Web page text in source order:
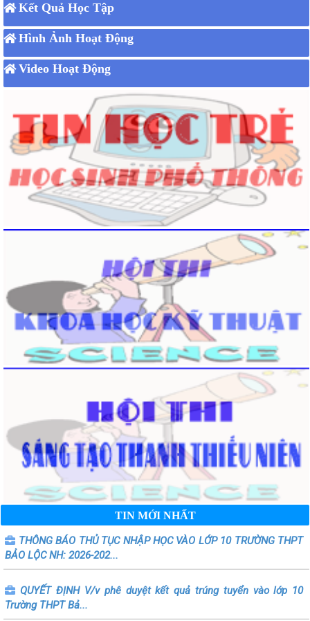
Kết Quả Học Tập
Hình Ảnh Hoạt Động
Video Hoạt Động
TIN MỚI NHẤT
THÔNG BÁO THỦ TỤC NHẬP HỌC VÀO LỚP 10 TRƯỜNG THPT
BẢO LỘC NH: 2026-202...
QUYẾT ĐỊNH V/v phê duyệt kết quả trúng tuyển vào lớp 10
Trường THPT Bả...